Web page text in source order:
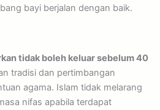
bayi berjalan dengan baik.
tidak boleh keluar sebelum 40
tradisi dan pertimbangan
agama. Islam tidak melarang
nifas apabila terdapat